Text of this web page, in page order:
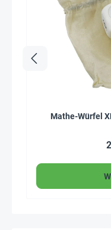
Mathe-Würfel